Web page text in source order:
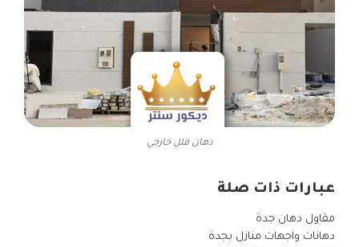
دهان فلل خارجي
عبارات ذات صلة
مقاول دهان جدة
دهانات واجهات منازل بجدة